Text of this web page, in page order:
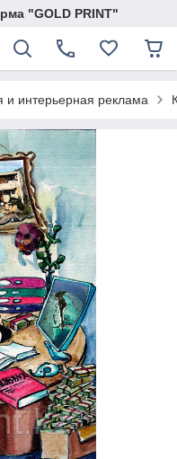
"GOLD PRINT"
и интерьерная реклама